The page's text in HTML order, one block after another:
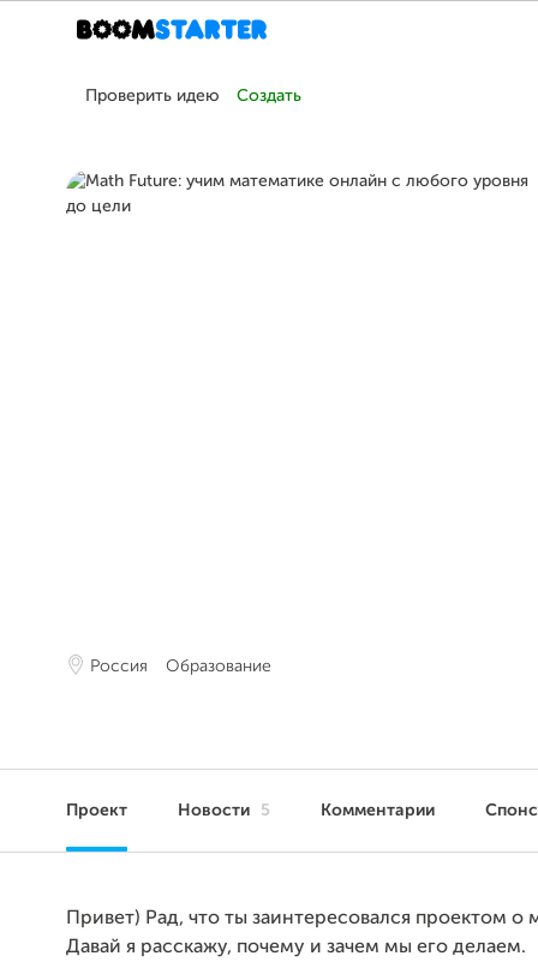
Проверить идею Создать
Россия Образование
Проект Новости 5 Комментарии
Привет) Рад, что ты заинтересовался проектом о
Давай я расскажу, почему и зачем мы его делаем.